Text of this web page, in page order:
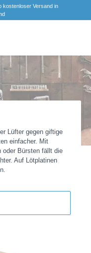
kostenloser Versand in
Lüfter gegen giftige
einfacher. Mit
oder Bürsten fällt die
Auf Lötplatinen